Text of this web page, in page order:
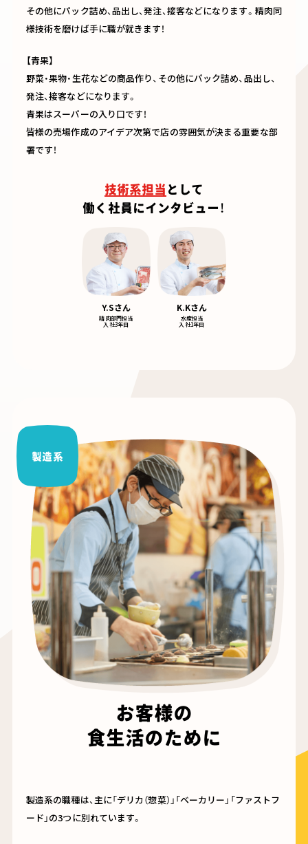
その他にパック詰め、品出し、発注、接客などになります。精肉同
様技術を磨けば手に職が就きます！
【青果】
野菜・果物・生花などの商品作り、その他にパック詰め、品出し、
発注、接客などになります。
青果はスーパーの入り口です！
皆様の売場作成のアイデア次第で店の雰囲気が決まる重要な部
署です！
技術系担当 として
働く社員にインタビュー！
Y.Sさん
精肉部門担当
入社3年目
K.Kさん
水産担当
入社1年目
製造系
お客様の
食生活のために
製造系の職種は、主に「デリカ（惣菜）」「ベーカリー」「ファストフ
ード」の3つに別れています。